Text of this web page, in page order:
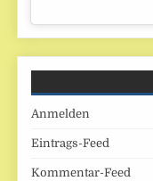
Anmelden
Eintrags-Feed
Kommentar-Feed